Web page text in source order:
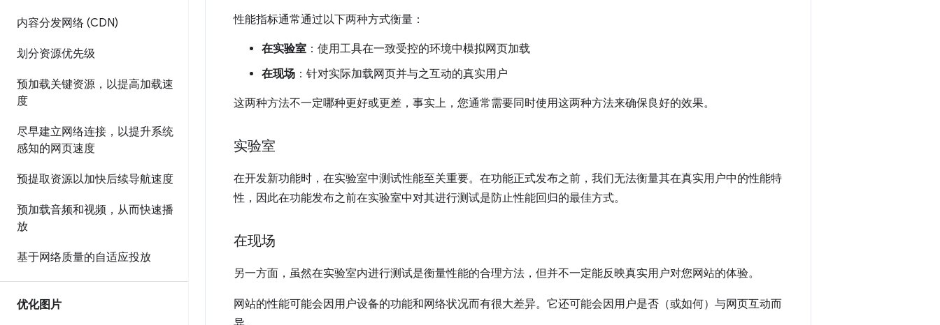
内容分发网络 (CDN)
划分资源优先级
预加载关键资源，以提高加载速
度
尽早建立网络连接，以提升系统
感知的网页速度
预提取资源以加快后续导航速度
预加载音频和视频，从而快速播
放
基于网络质量的自适应投放
优化图片
性能指标通常通过以下两种方式衡量：
在实验室 ：使用工具在一致受控的环境中模拟网页加载
在现场 ：针对实际加载网页并与之互动的真实用户
这两种方法不一定哪种更好或更差，事实上，您通常需要同时使用这两种方法来确保良好的效果。
实验室
在开发新功能时，在实验室中测试性能至关重要。在功能正式发布之前，我们无法衡量其在真实用户中的性能特
性，因此在功能发布之前在实验室中对其进行测试是防止性能回归的最佳方式。
在现场
另一方面，虽然在实验室内进行测试是衡量性能的合理方法，但并不一定能反映真实用户对您网站的体验。
网站的性能可能会因用户设备的功能和网络状况而有很大差异。它还可能会因用户是否（或如何）与网页互动而